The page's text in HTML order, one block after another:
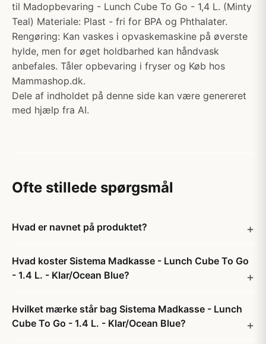
til Madopbevaring - Lunch Cube To Go - 1,4 L. (Minty
Teal) Materiale: Plast - fri for BPA og Phthalater.
Rengøring: Kan vaskes i opvaskemaskine på øverste
hylde, men for øget holdbarhed kan håndvask
anbefales. Tåler opbevaring i fryser og Køb hos
Mammashop.dk.
Dele af indholdet på denne side kan være genereret
med hjælp fra AI.
Ofte stillede spørgsmål
Hvad er navnet på produktet?
Hvad koster Sistema Madkasse - Lunch Cube To Go
- 1.4 L. - Klar/Ocean Blue?
Hvilket mærke står bag Sistema Madkasse - Lunch
Cube To Go - 1.4 L. - Klar/Ocean Blue?